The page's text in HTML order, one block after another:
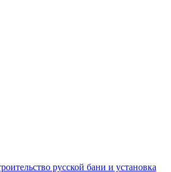
русской бани и установка